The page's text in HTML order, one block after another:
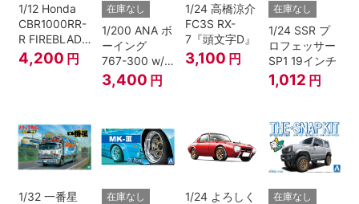
1/12 Honda
CBR1000RR-
R FIREBLADE
SP 30th
Anniversary
4,200 円
在庫なし
1/200 ANA ボ
ーイング
767-300 w/
ウイングレッ
ト “B767就航
3,400 円
1/24 高橋涼介
FC3S RX-
7『頭文字D』
3,100 円
在庫なし
1/24 SSR プ
ロフェッサー
SP1 19インチ
1,012 円
1/32 一番星
在庫なし
1/24 よろしく
在庫なし